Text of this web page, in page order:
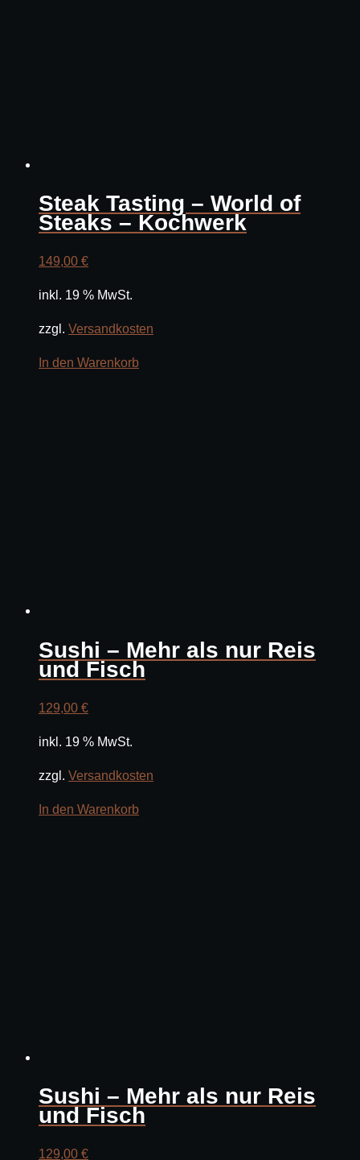
Steak Tasting – World of
Steaks – Kochwerk
149,00 €
inkl. 19 % MwSt.
zzgl. Versandkosten
In den Warenkorb
Sushi – Mehr als nur Reis
und Fisch
129,00 €
inkl. 19 % MwSt.
zzgl. Versandkosten
In den Warenkorb
Sushi – Mehr als nur Reis
und Fisch
129,00 €